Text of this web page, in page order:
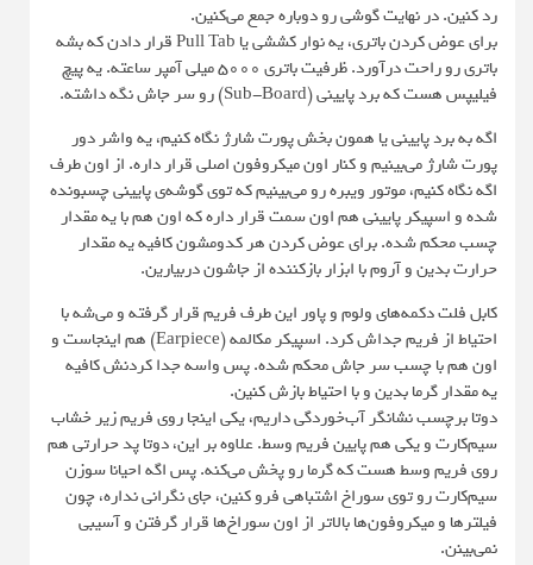
رد کنین. در نهایت گوشی رو دوباره جمع می‌کنین.
برای عوض کردن باتری، یه نوار کششی یا Pull Tab قرار دادن که بشه
باتری رو راحت درآورد. ظرفیت باتری 5000 میلی‌ آمپر ساعته. یه پیچ
فیلیپس هست که برد پایینی (Sub-Board) رو سر جاش نگه داشته.
اگه به برد پایینی یا همون بخش پورت شارژ نگاه کنیم، یه واشر دور
پورت شارژ می‌بینیم و کنار اون میکروفون اصلی قرار داره. از اون طرف
اگه نگاه کنیم، موتور ویبره رو می‌بینیم که توی گوشه‌ی پایینی چسبونده
شده و اسپیکر پایینی هم اون سمت قرار داره که اون هم با یه مقدار
چسب محکم شده. برای عوض کردن هر کدومشون کافیه یه مقدار
حرارت بدین و آروم با ابزار بازکننده از جاشون دربیارین.
کابل فلت دکمه‌های ولوم و پاور این طرف فریم قرار گرفته و می‌شه با
احتیاط از فریم جداش کرد. اسپیکر مکالمه (Earpiece) هم اینجاست و
اون هم با چسب سر جاش محکم شده. پس واسه جدا کردنش کافیه
یه مقدار گرما بدین و با احتیاط بازش کنین.
دوتا برچسب نشانگر آب‌خوردگی داریم، یکی اینجا روی فریم زیر خشاب
سیم‌کارت و یکی هم پایین فریم وسط. علاوه بر این، دوتا پد حرارتی هم
روی فریم وسط هست که گرما رو پخش می‌کنه. پس اگه احیانا سوزن
سیم‌کارت رو توی سوراخ اشتباهی فرو کنین، جای نگرانی نداره، چون
فیلترها و میکروفون‌ها بالاتر از اون سوراخ‌ها قرار گرفتن و آسیبی
نمی‌بینن.